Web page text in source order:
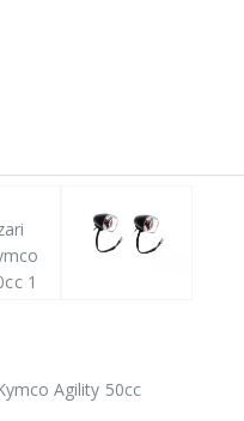
Agility 50cc